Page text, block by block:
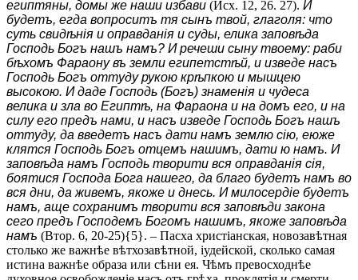
египтяны, домы же наши избави (Исх. 12, 26. 27). И
будетъ, егда вопроситъ тя сынъ твой, глаголя: что
суть свидѣнія и оправданія и суды, елика заповѣда
Господь Богъ нашъ намъ? И речеши сыну твоему: раби
бѣхомъ Фараону въ земли египетстѣй, и изведе насъ
Господь Богъ оттуду рукою крѣпкою и мышцею
высокою. И даде Господь (Богъ) знаменія и чудеса
велика и зла во Египтѣ, на Фараона и на домъ его, и на
силу его предъ нами, и насъ изведе Господь Богъ нашъ
оттуду, да введетъ насъ дати намъ землю сію, еюже
клятся Господь Богъ отцемъ нашимъ, дати ю намъ. И
заповѣда намъ Господь творити вся оправданія сія,
боятися Господа Бога нашего, да благо будетъ намъ во
вся дни, да живемъ, якоже и днесь. И милосердіе будетъ
намъ, аще сохранимъ творити вся заповѣди закона
сего предъ Господемъ Богомъ нашимъ, якоже заповѣда
намъ (Втор. 6, 20-25){5}. – Пасха христіанская, новозавѣтная
столько же важнѣе вѣтхозавѣтной, іудейской, сколько самая
истина важнѣе образа или сѣни ея. Чѣмъ превосходнѣе